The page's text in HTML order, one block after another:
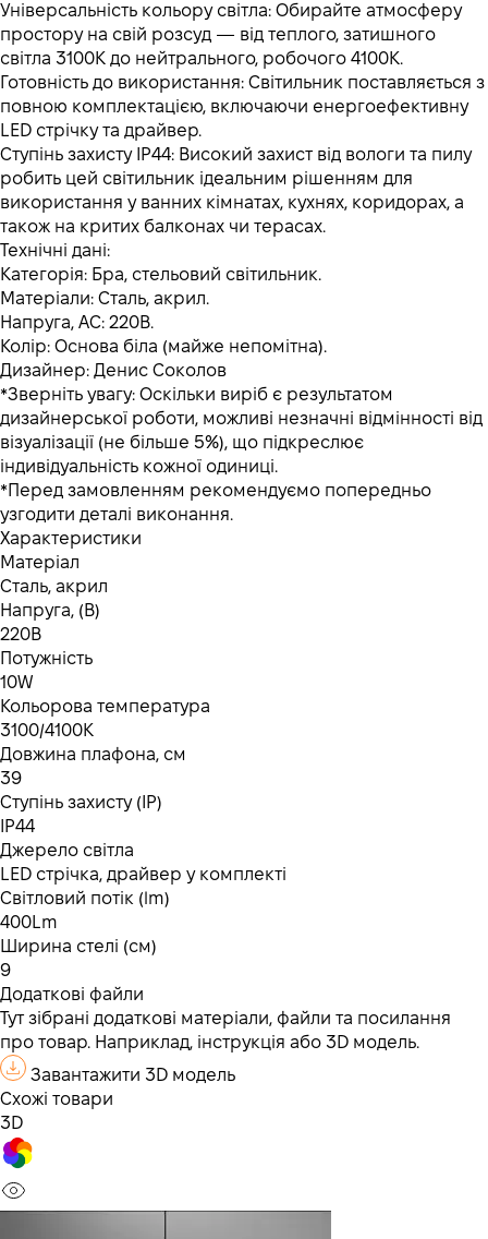
Універсальність кольору світла: Обирайте атмосферу
простору на свій розсуд — від теплого, затишного
світла 3100K до нейтрального, робочого 4100K.
Готовність до використання: Світильник поставляється з
повною комплектацією, включаючи енергоефективну
LED стрічку та драйвер.
Ступінь захисту IP44: Високий захист від вологи та пилу
робить цей світильник ідеальним рішенням для
використання у ванних кімнатах, кухнях, коридорах, а
також на критих балконах чи терасах.
Технічні дані:
Категорія: Бра, стельовий світильник.
Матеріали: Сталь, акрил.
Напруга, AC: 220B.
Колір: Основа біла (майже непомітна).
Дизайнер: Денис Соколов
*Зверніть увагу: Оскільки виріб є результатом
дизайнерської роботи, можливі незначні відмінності від
візуалізації (не більше 5%), що підкреслює
індивідуальність кожної одиниці.
*Перед замовленням рекомендуємо попередньо
узгодити деталі виконання.
Характеристики
Матеріал
Сталь, акрил
Напруга, (В)
220B
Потужність
10W
Кольорова температура
3100/4100K
Довжина плафона, см
39
Ступінь захисту (IP)
IP44
Джерело світла
LED стрічка, драйвер у комплекті
Світловий потік (lm)
400Lm
Ширина стелі (см)
9
Додаткові файли
Тут зібрані додаткові матеріали, файли та посилання
про товар. Наприклад, інструкція або 3D модель.
Завантажити 3D модель
Схожі товари
3D